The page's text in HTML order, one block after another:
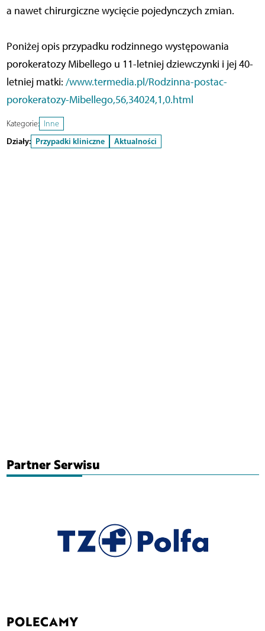
a nawet chirurgiczne wycięcie pojedynczych zmian.
Poniżej opis przypadku rodzinnego występowania
porokeratozy Mibellego u 11-letniej dziewczynki i jej 40-
letniej matki: /www.termedia.pl/Rodzinna-postac-
porokeratozy-Mibellego,56,34024,1,0.html
Kategorie: Inne
Działy: Przypadki kliniczne Aktualności
Partner Serwisu
POLECAMY